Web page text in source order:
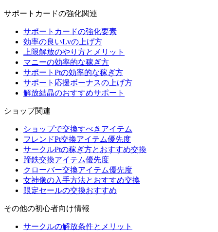
サポートカードの強化関連
サポートカードの強化要素
効率の良いLvの上げ方
上限解放のやり方とメリット
マニーの効率的な稼ぎ方
サポートPtの効率的な稼ぎ方
サポート応援ボーナスの上げ方
解放結晶のおすすめサポート
ショップ関連
ショップで交換すべきアイテム
フレンドPt交換アイテム優先度
サークルPtの稼ぎ方とおすすめ交換
蹄鉄交換アイテム優先度
クローバー交換アイテム優先度
女神像の入手方法とおすすめ交換
限定セールの交換おすすめ
その他の初心者向け情報
サークルの解放条件とメリット